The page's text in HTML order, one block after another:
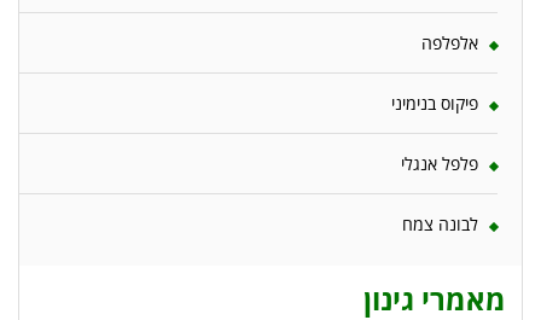
אלפלפה
פיקוס בנימיני
פלפל אנגלי
לבונה צמח
מאמרי גינון